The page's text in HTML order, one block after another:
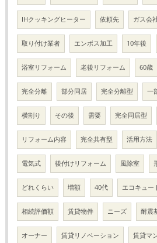
IHクッキングヒーター 依頼先 ガス会
取り付け業者 エンボス加工 10年後
浴室リフォーム 老後リフォーム 60歳
完全分離 部分同居 完全分離型 一
横割り その後 需要 完全同居型
リフォーム内容 完全共有型 活用方法
電気式 後付けリフォーム 風除室
どれくらい 増額 40代 エコキュー
相続評価額 賃貸物件 ニーズ 耐震
オーナー 賃貸リノベーション 賃貸マ